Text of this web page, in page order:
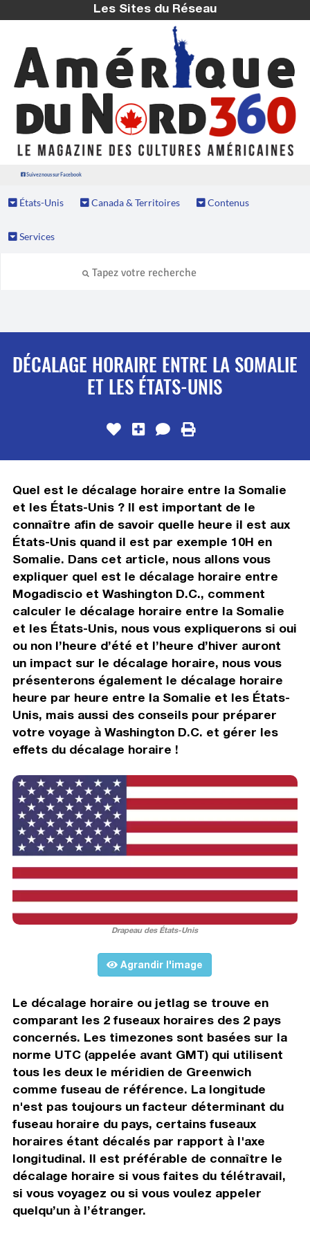
Les Sites du Réseau
Suivez nous sur Facebook
États-Unis Canada & Territoires Contenus
Services
DÉCALAGE HORAIRE ENTRE LA SOMALIE
ET LES ÉTATS-UNIS
Quel est le décalage horaire entre la Somalie
et les États-Unis ? Il est important de le
connaître afin de savoir quelle heure il est aux
États-Unis quand il est par exemple 10H en
Somalie. Dans cet article, nous allons vous
expliquer quel est le décalage horaire entre
Mogadiscio et Washington D.C., comment
calculer le décalage horaire entre la Somalie
et les États-Unis, nous vous expliquerons si oui
ou non l’heure d’été et l’heure d’hiver auront
un impact sur le décalage horaire, nous vous
présenterons également le décalage horaire
heure par heure entre la Somalie et les États-
Unis, mais aussi des conseils pour préparer
votre voyage à Washington D.C. et gérer les
effets du décalage horaire !
Drapeau des États-Unis
Agrandir l'image
Le décalage horaire ou jetlag se trouve en
comparant les 2 fuseaux horaires des 2 pays
concernés. Les timezones sont basées sur la
norme UTC (appelée avant GMT) qui utilisent
tous les deux le méridien de Greenwich
comme fuseau de référence. La longitude
n'est pas toujours un facteur déterminant du
fuseau horaire du pays, certains fuseaux
horaires étant décalés par rapport à l'axe
longitudinal. Il est préférable de connaître le
décalage horaire si vous faites du télétravail,
si vous voyagez ou si vous voulez appeler
quelqu’un à l’étranger.